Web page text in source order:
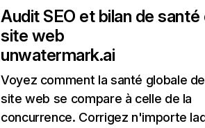
Audit SEO et bilan de santé
site web
unwatermark.ai
Voyez comment la santé globale
site web se compare à celle de la
concurrence. Corrigez n'importe